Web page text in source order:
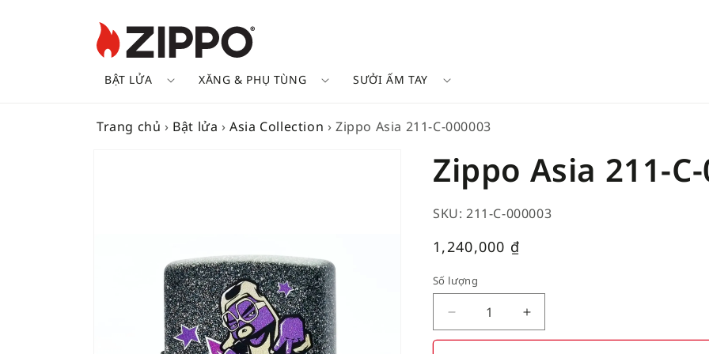
BẬT LỬA XĂNG & PHỤ TÙNG SƯỞI ẤM TAY
Trang chủ › Bật lửa ›Asia Collection ›Zippo Asia 211-C-000003
Zippo Asia 211-
SKU: 211-C-000003
Giá
1,240,000 ₫
Số lượng
Decrease
quantity
Increase
quantity